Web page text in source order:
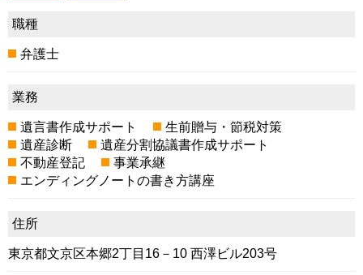
職種
弁護士
業務
遺言書作成サポート
生前贈与・節税対策
遺産診断
遺産分割協議書作成サポート
不動産登記
事業承継
エンディングノートの書き方講座
住所
東京都文京区本郷2丁目16－10 西澤ビル203号